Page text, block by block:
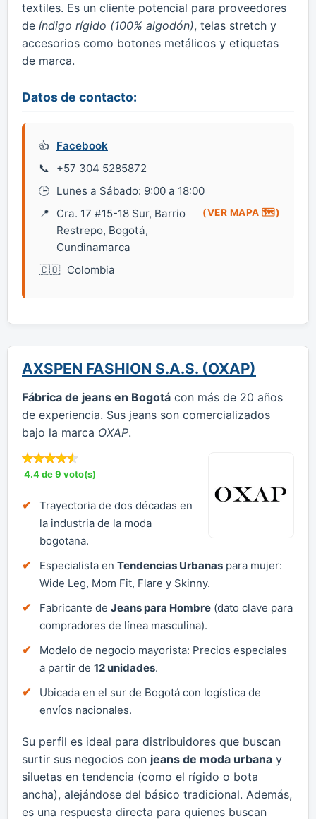
textiles. Es un cliente potencial para proveedores
de índigo rígido (100% algodón), telas stretch y
accesorios como botones metálicos y etiquetas
de marca.
Datos de contacto:
Facebook
+57 304 5285872
Lunes a Sábado: 9:00 a 18:00
Cra. 17 #15-18 Sur, Barrio
Restrepo, Bogotá,
Cundinamarca
(VER MAPA 🗺️)
Colombia
AXSPEN FASHION S.A.S. (OXAP)
Fábrica de jeans en Bogotá con más de 20 años
de experiencia. Sus jeans son comercializados
bajo la marca OXAP.
4.4 de 9 voto(s)
Trayectoria de dos décadas en
la industria de la moda
bogotana.
Especialista en Tendencias Urbanas para mujer:
Wide Leg, Mom Fit, Flare y Skinny.
Fabricante de Jeans para Hombre (dato clave para
compradores de línea masculina).
Modelo de negocio mayorista: Precios especiales
a partir de 12 unidades.
Ubicada en el sur de Bogotá con logística de
envíos nacionales.
Su perfil es ideal para distribuidores que buscan
surtir sus negocios con jeans de moda urbana y
siluetas en tendencia (como el rígido o bota
ancha), alejándose del básico tradicional. Además,
es una respuesta directa para quienes buscan